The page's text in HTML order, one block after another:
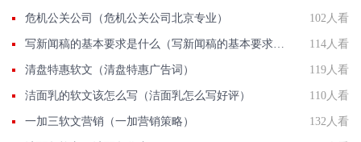
危机公关公司（危机公关公司北京专业） 102人看
写新闻稿的基本要求是什么（写新闻稿的基本要求是什么呢） 114人看
清盘特惠软文（清盘特惠广告词） 119人看
洁面乳的软文该怎么写（洁面乳怎么写好评） 110人看
一加三软文营销（一加营销策略） 132人看